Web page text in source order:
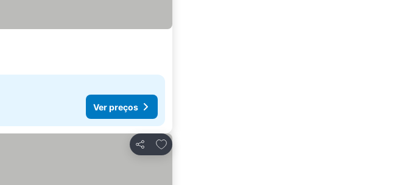
Ver preços
Partilhar
Adicionar aos favoritos